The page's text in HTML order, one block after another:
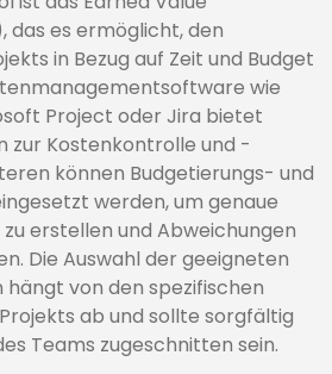
das es ermöglicht, den
in Bezug auf Zeit und Budget
wie
Project oder Jira bietet
zur Kostenkontrolle und -
können Budgetierungs- und
werden, um genaue
erstellen und Abweichungen
Die Auswahl der geeigneten
hängt von den spezifischen
ab und sollte sorgfältig
Teams zugeschnitten sein.